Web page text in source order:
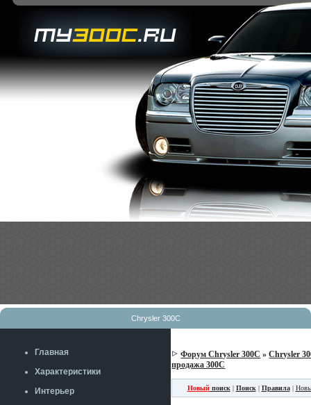
Chrysler 300C
Главная
Характеристики
Интерьер
Форум Chrysler 300C »Chrysler
продажа 300C
Новыйпоиск| Поиск| Правила|